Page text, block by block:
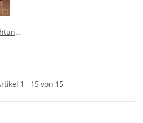
1 - 15 von 15